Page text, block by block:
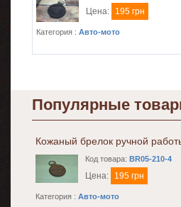
Цена: 195 грн
Категория : Авто-мото
Популярные
Кожаный брелок ручной
Код товара: BR05-210-4
Цена: 195 грн
Категория : Авто-мото